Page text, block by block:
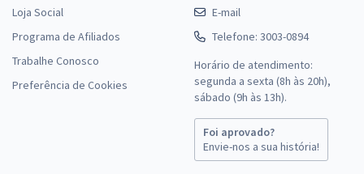
Loja Social
Programa de Afiliados
Trabalhe Conosco
Preferência de Cookies
E-mail
Telefone: 3003-0894
Horário de atendimento:
segunda a sexta (8h às 20h),
sábado (9h às 13h).
Foi aprovado?
Envie-nos a sua história!